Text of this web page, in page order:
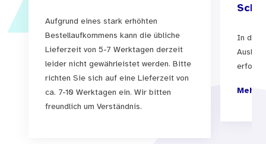
Aufgrund eines stark erhöhten
Bestellaufkommens kann die übliche
Lieferzeit von 5-7 Werktagen derzeit
leider nicht gewährleistet werden. Bitte
richten Sie sich auf eine Lieferzeit von
ca. 7-10 Werktagen ein. Wir bitten
freundlich um Verständnis.
In der
Mehr